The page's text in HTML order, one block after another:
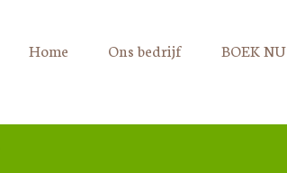
Home Ons bedrijf BOEK NU